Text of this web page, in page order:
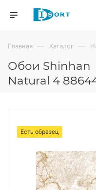
Главная — Каталог —
Обои Shinhan
Natural 4
Есть образец